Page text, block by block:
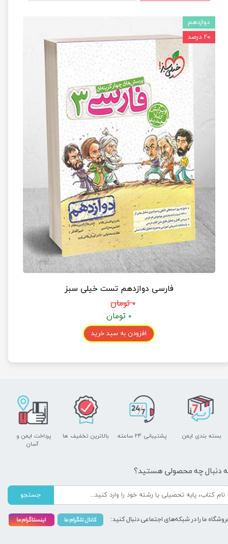
فارسی دوازدهم تست خیلی سبز
۰ تومان
۰ تومان
افزودن به سبد خرید
دوازدهم
۲۰ درصد
پشتیبانی ۲۴ ساعته
پرداخت ایمن و ​​​​​​​
آسان
بسته بندی ایمن بالاترین تخفیف ها
دنبال چه محصولی هستید؟
جستجو
ما را در شبکه‌های اجتماعی دنبال کنید: